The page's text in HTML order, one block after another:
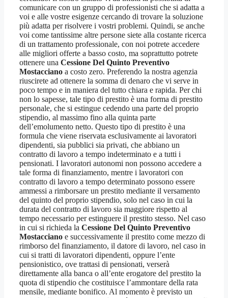
comunicare con un gruppo di professionisti che si adatta a
voi e alle vostre esigenze cercando di trovare la soluzione
più adatta per risolvere i vostri problemi. Quindi, se anche
voi come tantissime altre persone siete alla costante ricerca
di un trattamento professionale, con noi potrete accedere
alle migliori offerte a basso costo, ma soprattutto potrete
ottenere una Cessione Del Quinto Preventivo
Mostacciano a costo zero. Preferendo la nostra agenzia
riuscirete ad ottenere la somma di denaro che vi serve in
poco tempo e in maniera del tutto chiara e rapida. Per chi
non lo sapesse, tale tipo di prestito è una forma di prestito
personale, che si estingue cedendo una parte del proprio
stipendio, al massimo fino alla quinta parte
dell’emolumento netto. Questo tipo di prestito è una
formula che viene riservata esclusivamente ai lavoratori
dipendenti, sia pubblici sia privati, che abbiano un
contratto di lavoro a tempo indeterminato e a tutti i
pensionati. I lavoratori autonomi non possono accedere a
tale forma di finanziamento, mentre i lavoratori con
contratto di lavoro a tempo determinato possono essere
ammessi a rimborsare un prestito mediante il versamento
del quinto del proprio stipendio, solo nel caso in cui la
durata del contratto di lavoro sia maggiore rispetto al
tempo necessario per estinguere il prestito stesso. Nel caso
in cui si richieda la Cessione Del Quinto Preventivo
Mostacciano e successivamente il prestito come mezzo di
rimborso del finanziamento, il datore di lavoro, nel caso in
cui si tratti di lavoratori dipendenti, oppure l’ente
pensionistico, ove trattasi di pensionati, verserà
direttamente alla banca o all’ente erogatore del prestito la
quota di stipendio che costituisce l’ammontare della rata
mensile, mediante bonifico. Al momento è previsto un